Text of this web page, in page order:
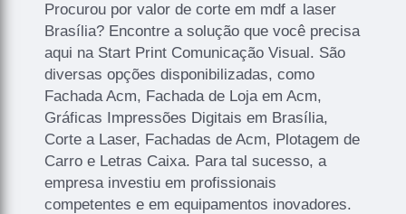
Procurou por valor de corte em mdf a laser
Brasília? Encontre a solução que você precisa
aqui na Start Print Comunicação Visual. São
diversas opções disponibilizadas, como
Fachada Acm, Fachada de Loja em Acm,
Gráficas Impressões Digitais em Brasília,
Corte a Laser, Fachadas de Acm, Plotagem de
Carro e Letras Caixa. Para tal sucesso, a
empresa investiu em profissionais
competentes e em equipamentos inovadores.